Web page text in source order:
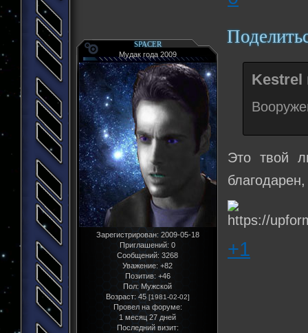
SPACER
Мудак года 2009
Зарегистрирован: 2009-05-18
Приглашений: 0
Сообщений: 3268
Уважение: +82
Позитив: +46
Пол:Мужской
Возраст: 45 [1981-02-02]
Провел на форуме:
1 месяц 27 дней
Последний визит:
Kestrel
Это твой
+1